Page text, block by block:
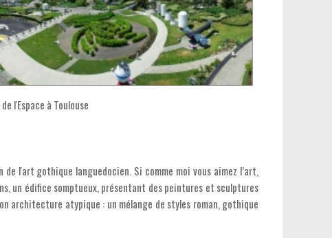
l'Espace à Toulouse
l'art gothique languedocien. Si comme moi vous aimez l’art,
un édifice somptueux, présentant des peintures et sculptures
architecture atypique : un mélange de styles roman, gothique